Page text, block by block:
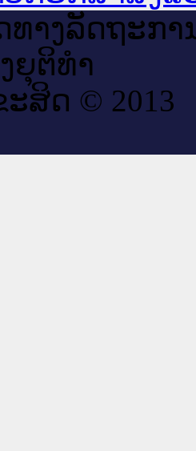
າງ​ລັດ​ຖະ​ກາ
ຍຸ​ຕິ​ທຳ
ສິດ © 2013